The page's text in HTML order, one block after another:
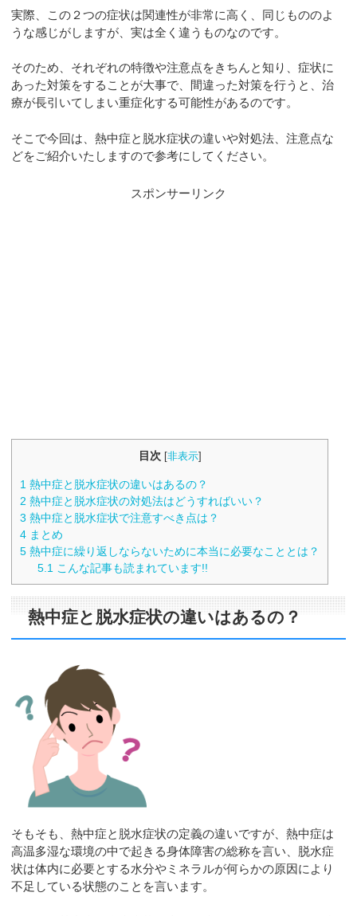
実際、この２つの症状は関連性が非常に高く、同じもののよ
うな感じがしますが、実は全く違うものなのです。
そのため、それぞれの特徴や注意点をきちんと知り、症状に
あった対策をすることが大事で、間違った対策を行うと、治
療が長引いてしまい重症化する可能性があるのです。
そこで今回は、熱中症と脱水症状の違いや対処法、注意点な
どをご紹介いたしますので参考にしてください。
スポンサーリンク
目次 [非表示]
1 熱中症と脱水症状の違いはあるの？
2 熱中症と脱水症状の対処法はどうすればいい？
3 熱中症と脱水症状で注意すべき点は？
4 まとめ
5 熱中症に繰り返しならないために本当に必要なこととは？
5.1 こんな記事も読まれています!!
熱中症と脱水症状の違いはあるの？
そもそも、熱中症と脱水症状の定義の違いですが、熱中症は
高温多湿な環境の中で起きる身体障害の総称を言い、脱水症
状は体内に必要とする水分やミネラルが何らかの原因により
不足している状態のことを言います。